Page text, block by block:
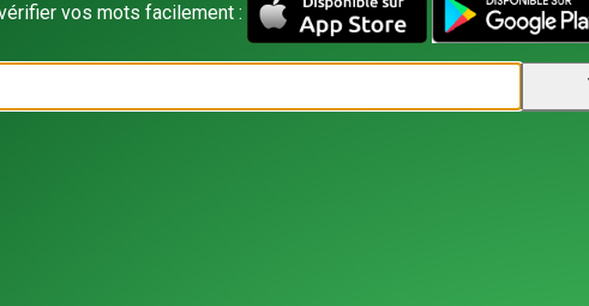
vos mots facilement :